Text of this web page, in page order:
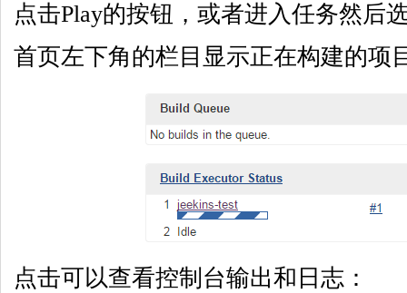
点击Play的按钮，或者进入任务然后
首页左下角的栏目显示正在构建的项
点击可以查看控制台输出和日志：